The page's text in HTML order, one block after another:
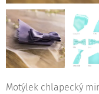
Motýlek chlapecký